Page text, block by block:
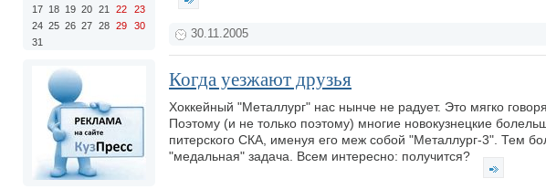
17 18 19 20 21 22
23
24 25 26 27 28 29
30
31
30.11.2005
Когда уезжают друзья
Хоккейный "Металлург" нас нынче не радует. Это мягко
Поэтому (и не только поэтому) многие новокузнецкие
питерского СКА, именуя его меж собой "Металлург-3". Тем
"медальная" задача. Всем интересно: получится?